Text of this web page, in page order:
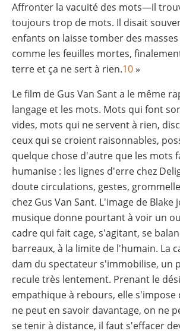
Affronter la vacuité des mots—il
toujours trop de mots. Il disait
enfants on laisse tomber des
comme les feuilles mortes,
terre et ça ne sert à rien.10»
Le film de Gus Van Sant a le même
langage et les mots. Mots qui font
vides, mots qui ne servent à rien,
ceux qui se croient raisonnables,
quelque chose d'autre que les mots
humanise : les lignes d'erre chez
doute circulations, gestes,
chez Gus Van Sant. L'image de Blake
musique donne pourtant à voir un
cadre qui fait cage, s'agitant, se
barreaux, à la limite de l'humain. La
dam du spectateur s'immobilise, un
recule très lentement. Prenant le
empathique à rebours, elle s'impose
ne peut en savoir davantage, on ne
se tenir à distance, il faut s'effacer